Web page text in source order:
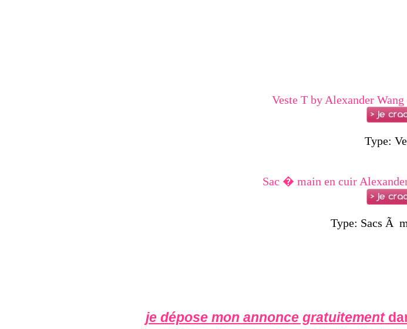
Veste T by Alexander
Type:
Sac � main en cuir
Type: Sacs Ã
je dépose mon annonce gratuitement